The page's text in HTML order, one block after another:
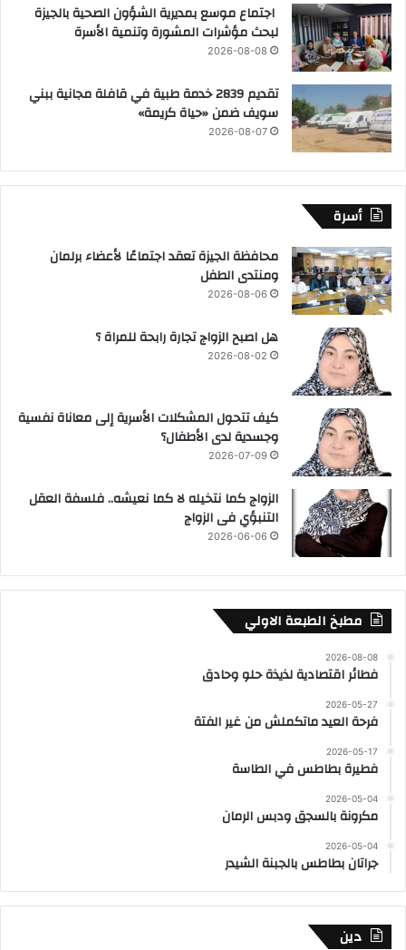
اجتماع موسع بمديرية الشؤون الصحية بالجيزة
لبحث مؤشرات المشورة وتنمية الأسرة
2026-08-08
تقديم 2839 خدمة طبية في قافلة مجانية ببني
سويف ضمن «حياة كريمة»
2026-08-07
أسرة
محافظة الجيزة تعقد اجتماعًا لأعضاء برلمان
ومنتدى الطفل
2026-08-06
هل اصبح الزواج تجارة رابحة للمراة ؟
2026-08-02
كيف تتحول المشكلات الأسرية إلى معاناة نفسية
وجسدية لدى الأطفال؟
2026-07-09
الزواج كما نتخيله لا كما نعيشه.. فلسفة العقل
التنبؤي فى الزواج
2026-06-06
مطبخ الطبعة الاولي
2026-08-08
فطائر اقتصادية لذيذة حلو وحادق
2026-05-27
فرحة العيد ماتكملش من غير الفتة
2026-05-17
فطيرة بطاطس في الطاسة
2026-05-04
مكرونة بالسجق ودبس الرمان
2026-05-04
جراتان بطاطس بالجبنة الشيدر
دين